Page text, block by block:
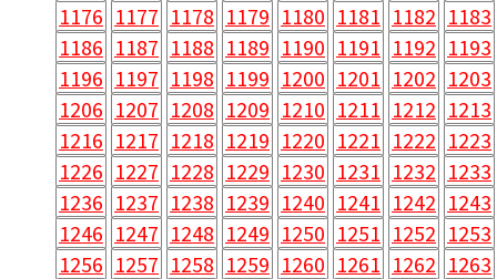
1176 1177 1178 1179 1180 1181 1182 1183
1186 1187 1188 1189 1190 1191 1192 1193
1196 1197 1198 1199 1200 1201 1202 1203
1206 1207 1208 1209 1210 1211 1212 1213
1216 1217 1218 1219 1220 1221 1222 1223
1226 1227 1228 1229 1230 1231 1232 1233
1236 1237 1238 1239 1240 1241 1242 1243
1246 1247 1248 1249 1250 1251 1252 1253
1256 1257 1258 1259 1260 1261 1262 1263